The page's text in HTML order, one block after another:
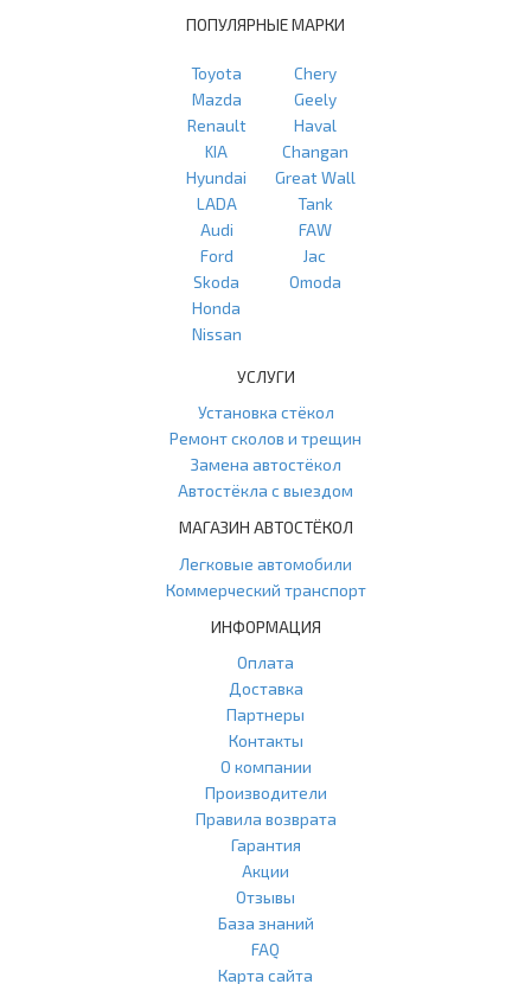
ПОПУЛЯРНЫЕ МАРКИ
Toyota
Mazda
Renault
KIA
Hyundai
LADA
Audi
Ford
Skoda
Honda
Nissan
Chery
Geely
Haval
Changan
Great Wall
Tank
FAW
Jac
Omoda
УСЛУГИ
Установка стёкол
Ремонт сколов и трещин
Замена автостёкол
Автостёкла с выездом
МАГАЗИН АВТОСТЁКОЛ
Легковые автомобили
Коммерческий транспорт
ИНФОРМАЦИЯ
Оплата
Доставка
Партнеры
Контакты
О компании
Производители
Правила возврата
Гарантия
Акции
Отзывы
База знаний
FAQ
Карта сайта